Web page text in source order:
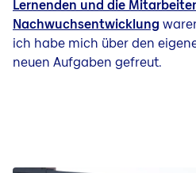
Lernenden und die
Nachwuchsentwicklung
ich habe mich über den
neuen Aufgaben gefreut.